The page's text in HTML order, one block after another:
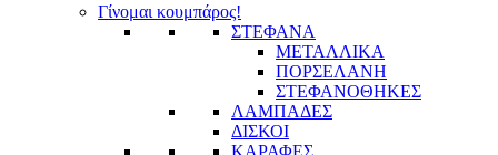
Γίνομαι κουμπάρος!
ΣΤΕΦΑΝΑ
ΜΕΤΑΛΛΙΚΑ
ΠΟΡΣΕΛΑΝΗ
ΣΤΕΦΑΝΟΘΗΚΕΣ
ΛΑΜΠΑΔΕΣ
ΔΙΣΚΟΙ
ΚΑΡΑΦΕΣ